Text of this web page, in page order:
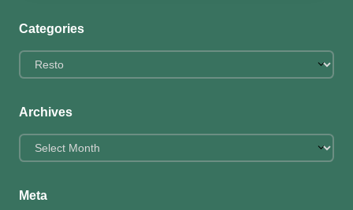
Categories
Categories
Archives
Archives
Meta